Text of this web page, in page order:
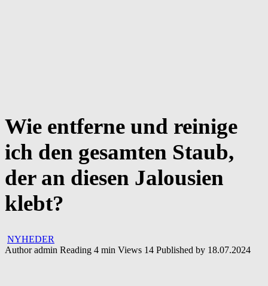
Wie entferne und reinige
ich den gesamten Staub,
der an diesen Jalousien
klebt?
NYHEDER
Author admin Reading 4 min Views 14 Published by 18.07.2024